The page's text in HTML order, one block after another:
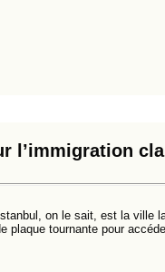
l’immigration
on le sait, est la ville
plaque tournante pour